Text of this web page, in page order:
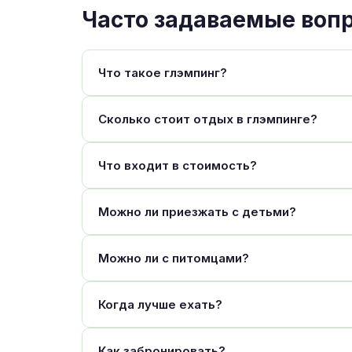
Часто задаваемые
Что такое глэмпинг?
Сколько стоит отдых в глэмпинге?
Что входит в стоимость?
Можно ли приезжать с детьми?
Можно ли с питомцами?
Когда лучше ехать?